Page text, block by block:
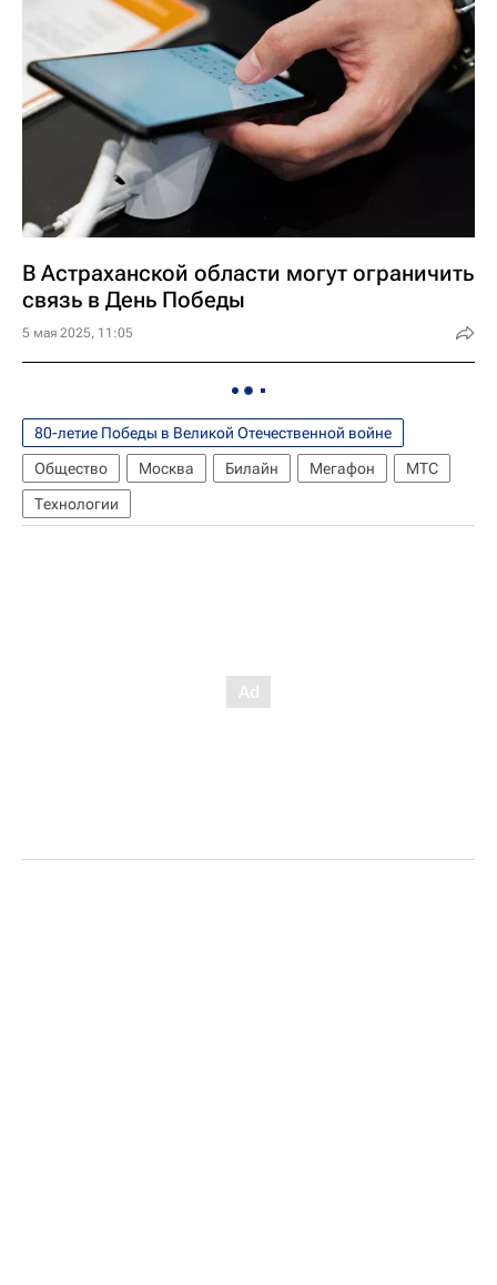
В Астраханской области могут ограничить
связь в День Победы
5 мая 2025, 11:05
80-летие Победы в Великой Отечественной войне
Общество
Москва Билайн Мегафон
МТС
Технологии